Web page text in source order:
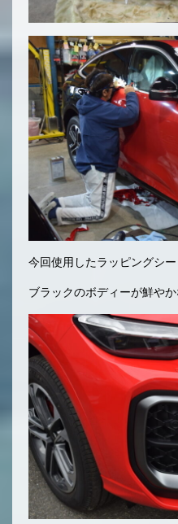
今回使用したラッピングシ
ブラックのボディーが鮮や